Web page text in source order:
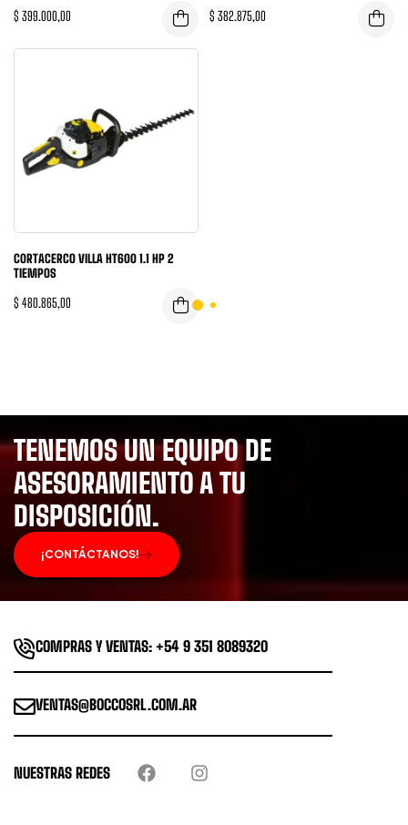
$ 399.000,00 $ 382.875,00
CORTACERCO VILLA HT600 1.1 HP 2
TIEMPOS
$ 480.865,00
TENEMOS UN EQUIPO DE
ASESORAMIENTO A TU
DISPOSICIÓN.
¡CONTÁCTANOS!
COMPRAS Y VENTAS: +54 9 351 8089320
VENTAS@BOCCOSRL.COM.AR
NUESTRAS REDES